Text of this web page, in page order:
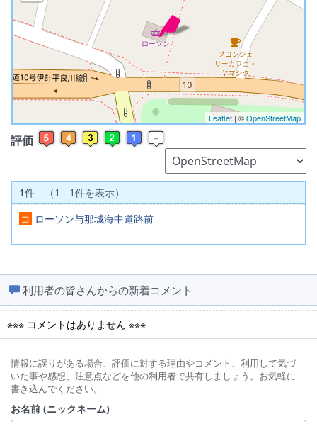
※ マップを検索、表示中です ※
Leaflet | ©OpenStreetMap
評価
1件 （1 - 1件を表示）
コ ローソン与那城海中道路前
利用者の皆さんからの新着コメント
※※※ コメントはありません ※※※
情報に誤りがある場合、評価に対する理由やコメント、利用して気づ
いた事や感想、注意点などを他の利用者で共有しましょう。お気軽に
書き込んでください。
お名前 (ニックネーム)